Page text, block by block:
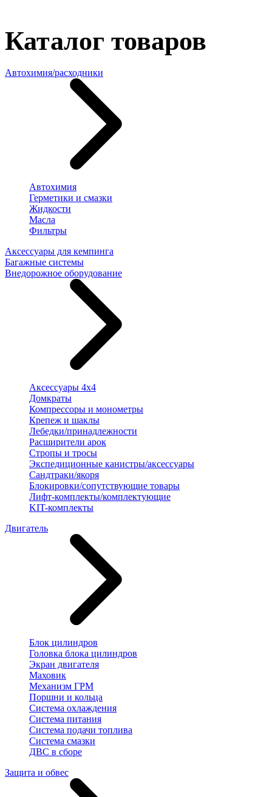
Каталог товаров
Автохимия/расходники
Автохимия
Герметики и смазки
Жидкости
Масла
Фильтры
Аксессуары для кемпинга
Багажные системы
Внедорожное оборудование
Аксессуары 4х4
Домкраты
Компрессоры и монометры
Крепеж и шаклы
Лебедки/принадлежности
Расширители арок
Стропы и тросы
Экспедиционные канистры/аксессуары
Сандтраки/якоря
Блокировки/сопутствующие товары
Лифт-комплекты/комплектующие
KIT-комплекты
Двигатель
Блок цилиндров
Головка блока цилиндров
Экран двигателя
Маховик
Механизм ГРМ
Поршни и кольца
Система охлаждения
Система питания
Система подачи топлива
Система смазки
ДВС в сборе
Защита и обвес